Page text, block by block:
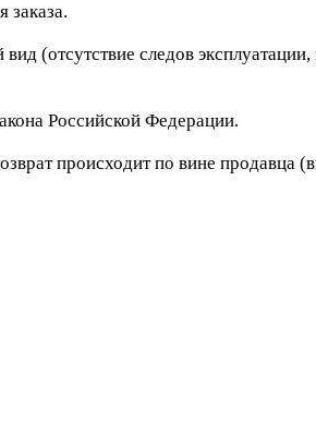
заказа.
(отсутствие следов
Российской Федерации.
происходит по вине продавца